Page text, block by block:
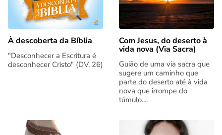
À descoberta da Bíblia
"Desconhecer a Escritura é
desconhecer Cristo" (DV, 26)
Com Jesus, do deserto à
vida nova (Via Sacra)
Guião de uma via sacra que
sugere um caminho que
parte do deserto até à vida
nova que irrompe do
túmulo....